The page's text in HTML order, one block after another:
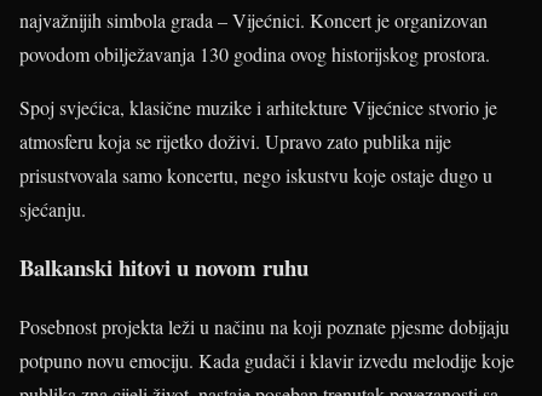
najvažnijih simbola grada – Vijećnici. Koncert je organizovan
povodom obilježavanja 130 godina ovog historijskog prostora.
Spoj svjećica, klasične muzike i arhitekture Vijećnice stvorio je
atmosferu koja se rijetko doživi. Upravo zato publika nije
prisustvovala samo koncertu, nego iskustvu koje ostaje dugo u
sjećanju.
Balkanski hitovi u novom ruhu
Posebnost projekta leži u načinu na koji poznate pjesme dobijaju
potpuno novu emociju. Kada gudači i klavir izvedu melodije koje